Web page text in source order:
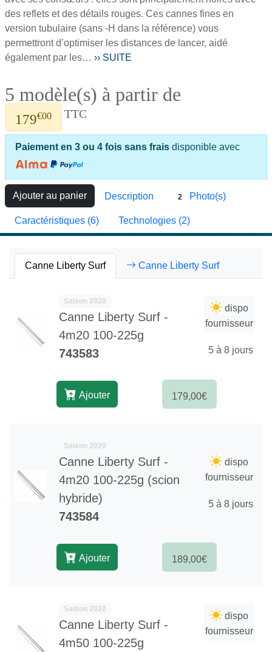
des reflets et des détails rouges. Ces cannes fines en
version tubulaire (sans -H dans la référence) vous
permettront d’optimiser les distances de lancer, aidé
également par les… ›› SUITE
5 modèle(s) à partir de
179€00 TTC
Paiement en 3 ou 4 fois sans frais disponible avec
Ajouter au panier Description 2 Photo(s)
Caractéristiques (6) Technologies (2)
Canne Liberty Surf Canne Liberty Surf
Saison 2020
Canne Liberty Surf -
4m20 100-225g
743583
dispo
fournisseur
5 à 8 jours
179,00€
Ajouter
Saison 2020
Canne Liberty Surf -
4m20 100-225g (scion
hybride)
743584
dispo
fournisseur
5 à 8 jours
189,00€
Ajouter
Saison 2020
Canne Liberty Surf -
4m50 100-225g
dispo
fournisseur